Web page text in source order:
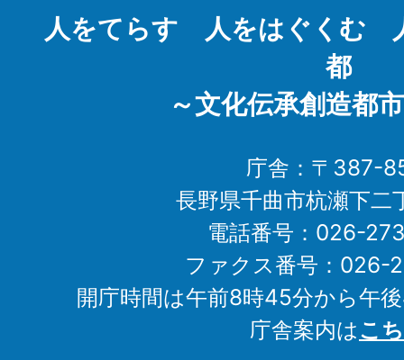
人をてらす 人をはぐくむ
都
～文化伝承創造都
庁舎：〒387-
長野県千曲市杭瀬下二
電話番号：026-
ファクス番号：026-
開庁時間は午前8時45分から午
庁舎案内はこ